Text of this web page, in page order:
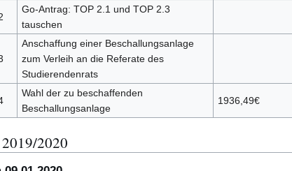
Go-Antrag: TOP 2.1 und TOP 2.3
tauschen
Anschaffung einer Beschallungsanlage
zum Verleih an die Referate des
Studierendenrats
Wahl der zu beschaffenden
Beschallungsanlage
1936,49€
2020